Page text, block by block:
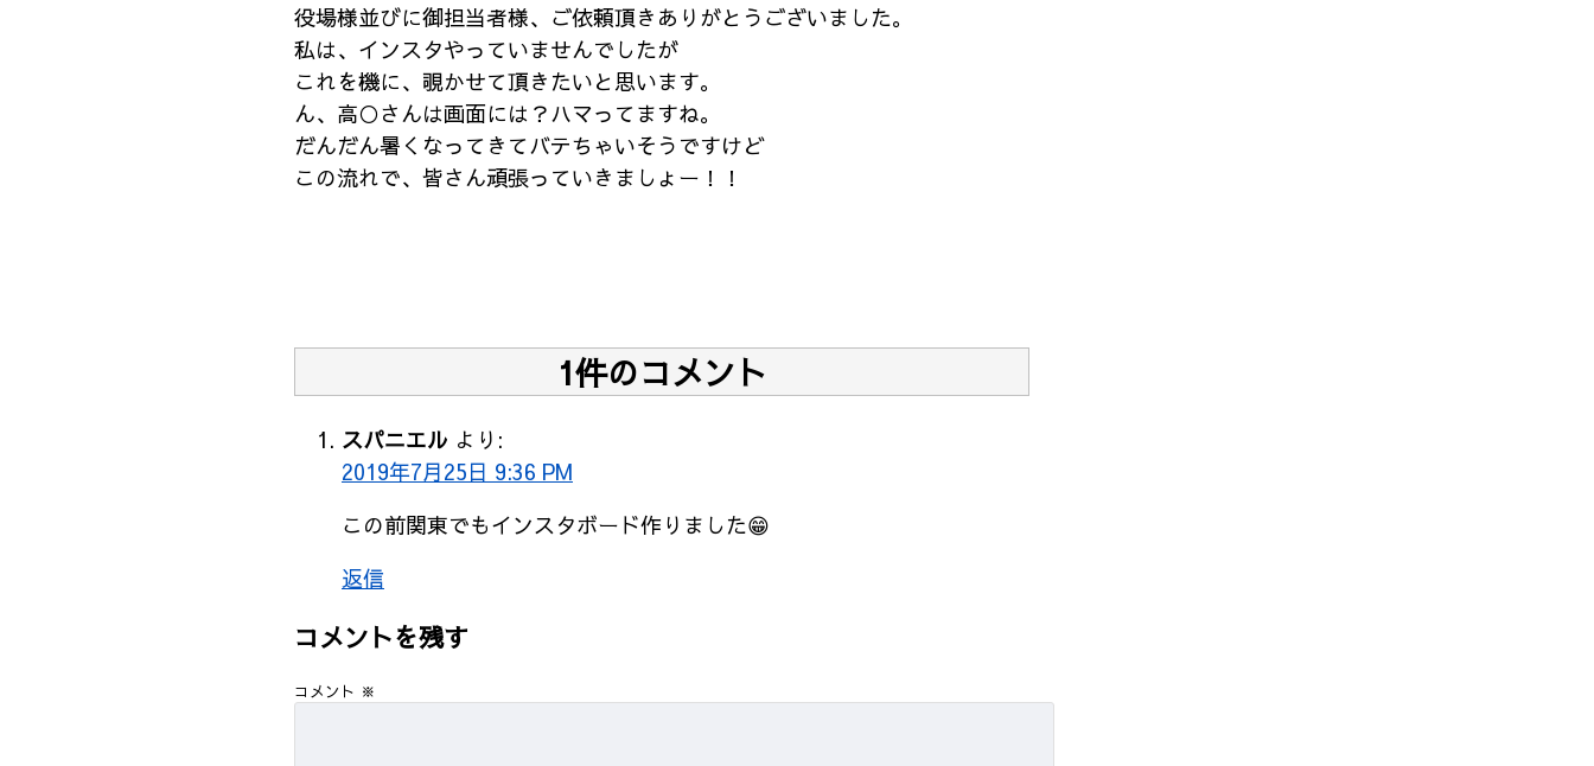
役場様並びに御担当者様、ご依頼頂きありがとうございました。
私は、インスタやっていませんでしたが
これを機に、覗かせて頂きたいと思います。
ん、高○さんは画面には？ハマってますね。
だんだん暑くなってきてバテちゃいそうですけど
この流れで、皆さん頑張っていきましょー！！
1件のコメント
スパニエル より:
2019年7月25日 9:36 PM
この前関東でもインスタボード作りました😁
返信
コメントを残す
コメント ※